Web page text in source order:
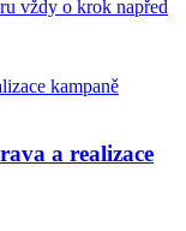
vždy o krok napřed
a realizace